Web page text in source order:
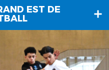
EST DE